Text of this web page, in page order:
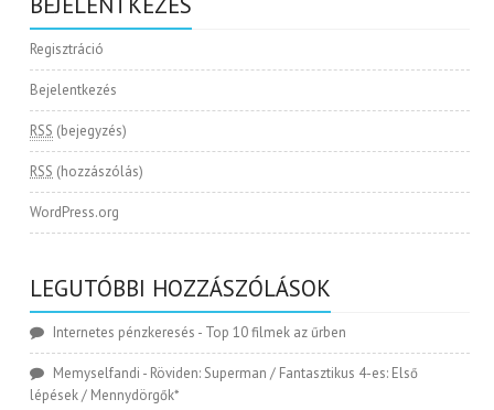
Regisztráció
Bejelentkezés
RSS (bejegyzés)
RSS (hozzászólás)
WordPress.org
LEGUTÓBBI HOZZÁSZÓLÁSOK
Internetes pénzkeresés - Top 10 filmek az űrben
Memyselfandi - Röviden: Superman / Fantasztikus 4-es: Első
lépések / Mennydörgők*